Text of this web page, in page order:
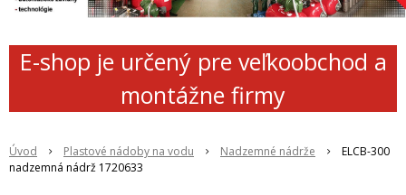
E-shop je určený pre veľkoobchod a
montážne firmy
Úvod Plastové nádoby na vodu Nadzemné nádrže
ELCB-300
nadzemná nádrž 1720633